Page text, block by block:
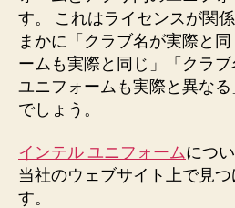
す。 これはライセンスが関
まかに「クラブ名が実際と
ームも実際と同じ」「クラ
ユニフォームも実際と異な
でしょう。
インテル ユニフォームにつ
当社のウェブサイト上で見
す。